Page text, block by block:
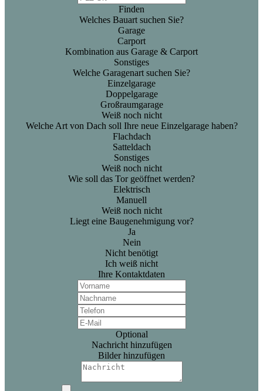
Finden
Welches Bauart suchen Sie?
Garage
Carport
Kombination aus Garage & Carport
Sonstiges
Welche Garagenart suchen Sie?
Einzelgarage
Doppelgarage
Großraumgarage
Weiß noch nicht
Welche Art von Dach soll Ihre neue Einzelgarage haben?
Flachdach
Satteldach
Sonstiges
Weiß noch nicht
Wie soll das Tor geöffnet werden?
Elektrisch
Manuell
Weiß noch nicht
Liegt eine Baugenehmigung vor?
Ja
Nein
Nicht benötigt
Ich weiß nicht
Ihre Kontaktdaten
Optional
Nachricht hinzufügen
Bilder hinzufügen